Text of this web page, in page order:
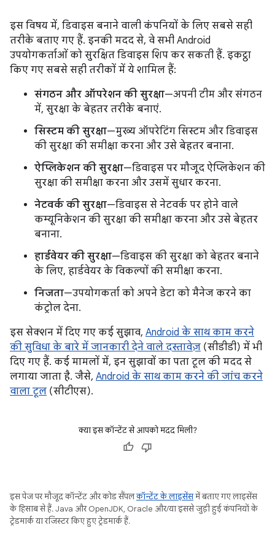
इस विषय में, डिवाइस बनाने वाली कंपनियों के लिए सबसे सही
तरीके बताए गए हैं. इनकी मदद से, वे सभी Android
उपयोगकर्ताओं को सुरक्षित डिवाइस शिप कर सकती हैं. इकट्ठा
किए गए सबसे सही तरीकों में ये शामिल हैं:
संगठन और ऑपरेशन की सुरक्षा—अपनी टीम और संगठन
में, सुरक्षा के बेहतर तरीके बनाएं.
सिस्टम की सुरक्षा—मुख्य ऑपरेटिंग सिस्टम और डिवाइस
की सुरक्षा की समीक्षा करना और उसे बेहतर बनाना.
ऐप्लिकेशन की सुरक्षा—डिवाइस पर मौजूद ऐप्लिकेशन की
सुरक्षा की समीक्षा करना और उसमें सुधार करना.
नेटवर्क की सुरक्षा—डिवाइस से नेटवर्क पर होने वाले
कम्यूनिकेशन की सुरक्षा की समीक्षा करना और उसे बेहतर
बनाना.
हार्डवेयर की सुरक्षा—डिवाइस की सुरक्षा को बेहतर बनाने
के लिए, हार्डवेयर के विकल्पों की समीक्षा करना.
निजता—उपयोगकर्ता को अपने डेटा को मैनेज करने का
कंट्रोल देना.
इस सेक्शन में दिए गए कई सुझाव, Android के साथ काम करने
की सुविधा के बारे में जानकारी देने वाले दस्तावेज़ (सीडीडी) में भी
दिए गए हैं. कई मामलों में, इन सुझावों का पता टूल की मदद से
लगाया जाता है. जैसे, Android के साथ काम करने की जांच करने
वाला टूल (सीटीएस).
क्या इस कॉन्टेंट से आपको मदद मिली?
इस पेज पर मौजूद कॉन्टेंट और कोड सैंपलकॉन्टेंट के लाइसेंसमें बताए गए लाइसेंस
के हिसाब से हैं. Java और OpenJDK, Oracle और/या इससे जुड़ी हुई कंपनियों के
ट्रेडमार्क या रजिस्टर किए हुए ट्रेडमार्क हैं.